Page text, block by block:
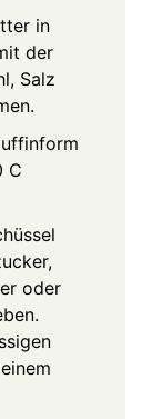
in
der
Salz
C
oder